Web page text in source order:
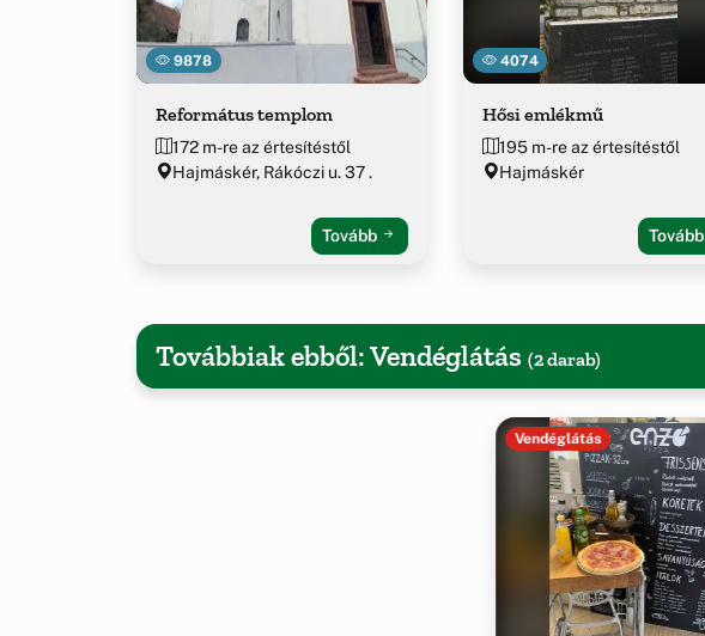
9878
Református templom
172 m-re az értesítéstől
Hajmáskér, Rákóczi u. 37 .
Tovább
4074
Hősi emlékmű
195 m-re az értesítéstől
Hajmáskér
Tovább
Továbbiak ebből: Vendéglátás (2 darab)
Vendéglátás